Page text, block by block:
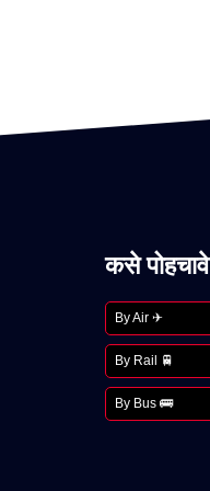
कसे पोहचावे
By Air ✈
By Rail 🚆
By Bus 🚌